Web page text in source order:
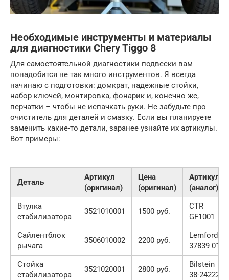
Необходимые инструменты и материалы
для диагностики Chery Tiggo 8
Для самостоятельной диагностики подвески вам
понадобится не так много инструментов. Я всегда
начинаю с подготовки: домкрат, надежные стойки,
набор ключей, монтировка, фонарик и, конечно же,
перчатки – чтобы не испачкать руки. Не забудьте про
очиститель для деталей и смазку. Если вы планируете
заменить какие-то детали, заранее узнайте их артикулы.
Вот примеры:
Деталь
Артикул
(оригинал)
Цена
(оригинал)
Артикул
(аналог)
Втулка
стабилизатора
3521010001 1500 руб.
CTR
GF1001
Сайлентблок
рычага
3506010002 2200 руб.
Lemforder
37839 01
Стойка
стабилизатора
3521020001 2800 руб.
Bilstein
38-242229